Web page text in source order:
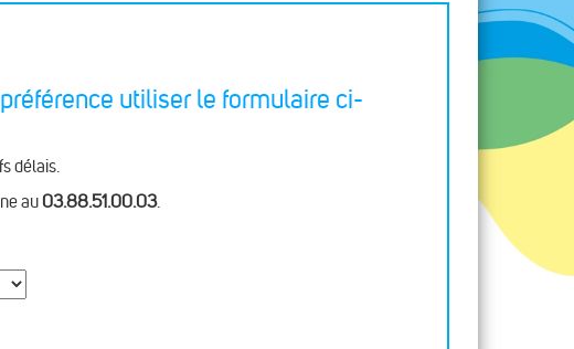
utiliser le formulaire ci-
délais.
au 03.88.51.00.03.